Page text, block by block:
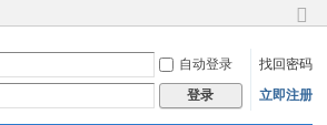
换
到
窄
自动登录
找回密码
登录 立即注册